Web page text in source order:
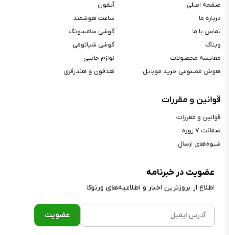
عضویت در خبرنامه
اطلاع از بروز‌ترین اخبار و اطلاعیه‌های ورتوکا
صفحه اصلی
درباره ما
تماس با ما
وبلاگ
مقایسه محصولات
هوش مصنوعی خرید موبایل
آیفون
ساعت هوشمند
گوشی سامسونگ
گوشی شیائومی
لوازم جانبی
هدفون و هندزفری
قوانین و مقررات
قوانین و مقررات
ضمانت ۷ روزه
شیوه‌های ارسال